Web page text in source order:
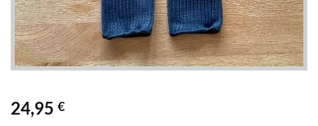
24,95 €